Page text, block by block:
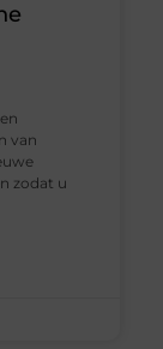
van
zodat u